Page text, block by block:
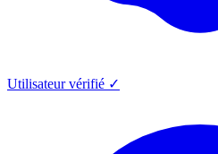
Utilisateur vérifié ✓